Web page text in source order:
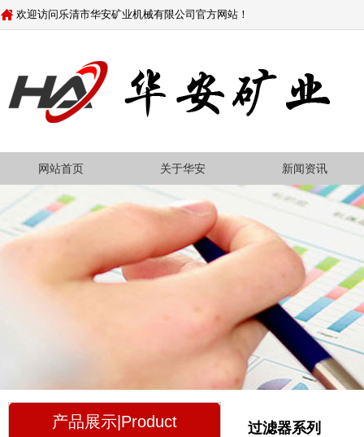
欢迎访问乐清市华安矿业机械有限公司官方网站！
网站首页 关于华安 新闻资讯
产品展示|Product 过滤器系列